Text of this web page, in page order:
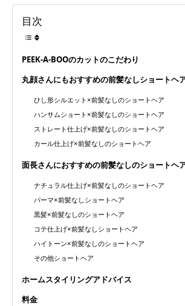
目次
PEEK-A-BOOのカットのこだわり
丸顔さんにもおすすめの前髪なしショートヘ
ひし形シルエット×前髪なしのショートヘア
ハンサムショート×前髪なしのショートヘア
ストレート仕上げ×前髪なしのショートヘア
カール仕上げ×前髪なしのショートヘア
面長さんにおすすめの前髪なしのショートヘ
ナチュラル仕上げ×前髪なしのショートヘア
パーマ×前髪なしショートヘア
黒髪×前髪なしのショートヘア
コテ仕上げ×前髪なしショートヘア
ハイトーン×前髪なしのショートヘア
その他ショートヘア
ホームスタイリングアドバイス
料金